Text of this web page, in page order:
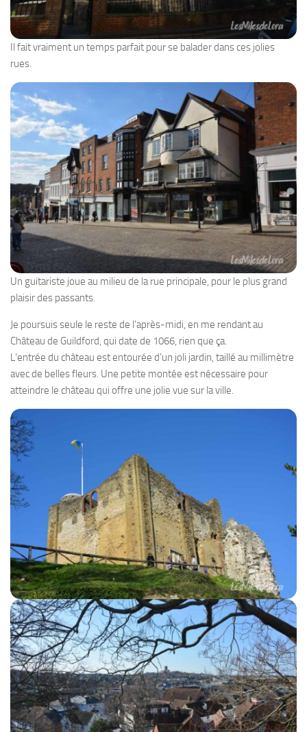
Il fait vraiment un temps parfait pour se balader dans ces jolies
rues.
Un guitariste joue au milieu de la rue principale, pour le plus grand
plaisir des passants.
Je poursuis seule le reste de l’après-midi, en me rendant au
Château de Guildford, qui date de 1066, rien que ça.
L’entrée du château est entourée d’un joli jardin, taillé au millimètre
avec de belles fleurs. Une petite montée est nécessaire pour
atteindre le château qui offre une jolie vue sur la ville.